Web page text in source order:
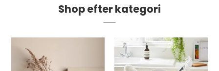
Shop efter kategori